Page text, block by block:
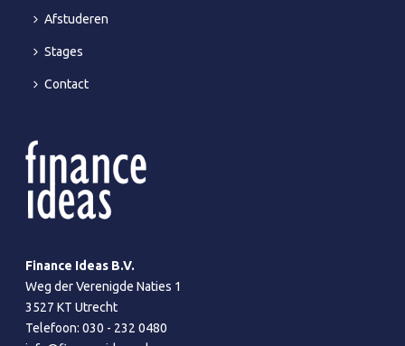
Afstuderen
Stages
Contact
Finance Ideas B.V.
Weg der Verenigde Naties 1
3527 KT Utrecht
Telefoon:030 - 232 0480